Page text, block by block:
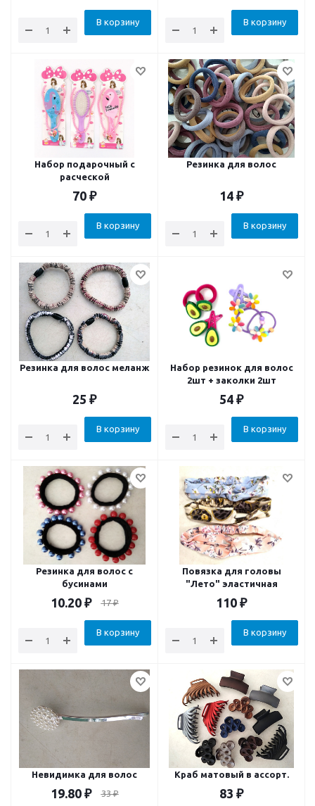
В корзину В корзину
Набор подарочный с
расческой
70 ₽
В корзину
Резинка для волос
14 ₽
В корзину
Резинка для волос меланж
25 ₽
В корзину
Набор резинок для волос
2шт + заколки 2шт
54 ₽
В корзину
Резинка для волос с
бусинами
10.20₽ 17₽
В корзину
Повязка для головы
"Лето" эластичная
110 ₽
В корзину
Невидимка для волос
19.80₽ 33₽
Краб матовый в ассорт.
83 ₽